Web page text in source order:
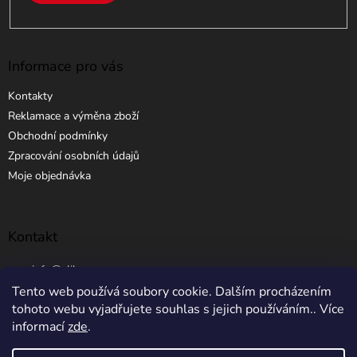
Tento web používá soubory cookie. Dalším procházením
tohoto webu vyjadřujete souhlas s jejich používáním.. Více
informacízde.
Informace pro vás
Kontakty
Reklamace a výměna zboží
Obchodní podmínky
Zpracování osobních údajů
Moje objednávka
Kontakt
info @ elibros.cz
+420 734 184 444